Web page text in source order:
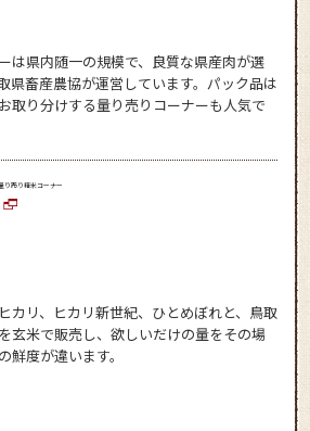
は県内随一の規模で、良質な県産肉が選
県畜産農協が運営しています。パック品は
取り分けする量り売りコーナーも人気で
り売り精米コーナー
カリ、ヒカリ新世紀、ひとめぼれと、鳥取
玄米で販売し、欲しいだけの量をその場
鮮度が違います。